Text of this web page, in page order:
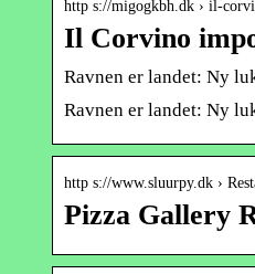
http s://migogkbh.dk › il-
Il Corvino
Ravnen er landet: Ny
Ravnen er landet: Ny
http s://www.sluurpy.dk ›
Pizza Gallery